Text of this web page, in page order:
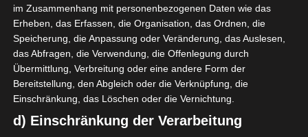
Ich mag die lieblich Muster und
Verzierungen, die Textilien und das
Design.
Die „Everday“-Serie macht meine
im Zusammenhang mit personenbezogenen Daten wie das
Erheben, das Erfassen, die Organisation, das Ordnen, die
Speicherung, die Anpassung oder Veränderung, das Auslesen,
das Abfragen, die Verwendung, die Offenlegung durch
Übermittlung, Verbreitung oder eine andere Form der
Bereitstellung, den Abgleich oder die Verknüpfung, die
Einschränkung, das Löschen oder die Vernichtung.
d) Einschränkung der Verarbeitung